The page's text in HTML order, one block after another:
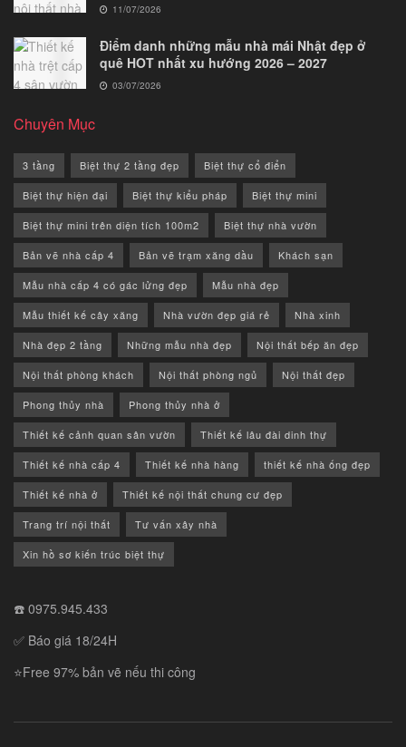
11/07/2026
Điểm danh những mẫu nhà mái Nhật đẹp ở
quê HOT nhất xu hướng 2026 – 2027
03/07/2026
Chuyên Mục
3 tầng Biệt thự 2 tầng đẹp Biệt thự cổ điển
Biệt thự hiện đại Biệt thự kiểu pháp Biệt thự mini
Biệt thự mini trên diện tích 100m2 Biệt thự nhà vườn
Bản vẽ nhà cấp 4 Bản vẽ trạm xăng dầu Khách sạn
Mẫu nhà cấp 4 có gác lửng đẹp Mẫu nhà đẹp
Mẫu thiết kế cây xăng Nhà vườn đẹp giá rẻ Nhà xinh
Nhà đẹp 2 tầng Những mẫu nhà đẹp Nội thất bếp ăn đẹp
Nội thất phòng khách Nội thất phòng ngủ Nội thất đẹp
Phong thủy nhà Phong thủy nhà ở
Thiết kế cảnh quan sân vườn Thiết kế lâu đài dinh thự
Thiết kế nhà cấp 4 Thiết kế nhà hàng thiết kế nhà ống đẹp
Thiết kế nhà ở Thiết kế nội thất chung cư đẹp
Trang trí nội thất Tư vấn xây nhà
Xin hồ sơ kiến trúc biệt thự
☎️ 0975.945.433
✅ Báo giá 18/24H
⭐Free 97% bản vẽ nếu thi công